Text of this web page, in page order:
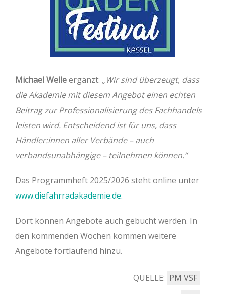
Michael Welleergänzt: „Wir sind überzeugt, dass
die Akademie mit diesem Angebot einen echten
Beitrag zur Professionalisierung des Fachhandels
leisten wird. Entscheidend ist für uns, dass
Händler:innen aller Verbände – auch
verbandsunabhängige – teilnehmen können.“
Das Programmheft 2025/2026 steht online unter
www.diefahrradakademie.de.
Dort können Angebote auch gebucht werden. In
den kommenden Wochen kommen weitere
Angebote fortlaufend hinzu.
QUELLE: PM VSF